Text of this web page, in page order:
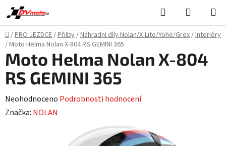
Přejít
na
obsah
Hledat
KOŠÍK
Domů
/PRO JEZDCE/Přilby/Náhradní díly Nolan/X-Lite/Yohe/Grex/Interiéry
/Moto Helma Nolan X-804 RS GEMINI 365
Moto Helma Nolan X-804
RS GEMINI 365
Průměrné
hodnocení
Neohodnoceno Podrobnosti hodnocení
Značka: NOLAN